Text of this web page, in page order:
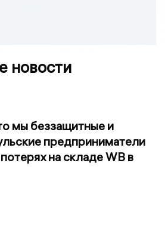
новости
мы беззащитные и
предприниматели
на складе WB в